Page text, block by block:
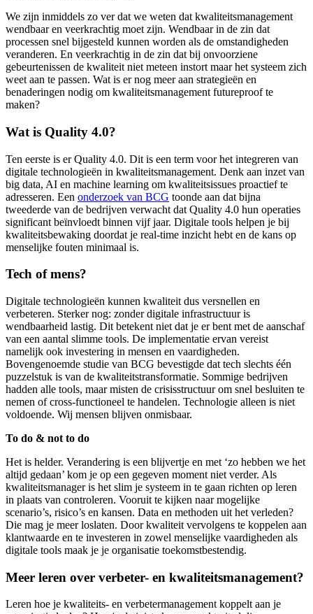
We zijn inmiddels zo ver dat we weten dat kwaliteitsmanagement
wendbaar en veerkrachtig moet zijn. Wendbaar in de zin dat
processen snel bijgesteld kunnen worden als de omstandigheden
veranderen. En veerkrachtig in de zin dat bij onvoorziene
gebeurtenissen de kwaliteit niet meteen instort maar het systeem zich
weet aan te passen. Wat is er nog meer aan strategieën en
benaderingen nodig om kwaliteitsmanagement futureproof te
maken?
Wat is Quality 4.0?
Ten eerste is er Quality 4.0. Dit is een term voor het integreren van
digitale technologieën in kwaliteitsmanagement. Denk aan inzet van
big data, AI en machine learning om kwaliteitsissues proactief te
adresseren. Een onderzoek van BCG toonde aan dat bijna
tweederde van de bedrijven verwacht dat Quality 4.0 hun operaties
significant beïnvloedt binnen vijf jaar. Digitale tools helpen je bij
kwaliteitsbewaking doordat je real-time inzicht hebt en de kans op
menselijke fouten minimaal is.
Tech of mens?
Digitale technologieën kunnen kwaliteit dus versnellen en
verbeteren. Sterker nog: zonder digitale infrastructuur is
wendbaarheid lastig. Dit betekent niet dat je er bent met de aanschaf
van een aantal slimme tools. De implementatie ervan vereist
namelijk ook investering in mensen en vaardigheden.
Bovengenoemde studie van BCG bevestigde dat tech slechts één
puzzelstuk is van de kwaliteitstransformatie. Sommige bedrijven
hadden alle tools, maar misten de crisisstructuur om snel besluiten te
nemen of cross-functioneel te handelen. Technologie alleen is niet
voldoende. Wij mensen blijven onmisbaar.
To do & not to do
Het is helder. Verandering is een blijvertje en met ‘zo hebben we het
altijd gedaan’ kom je op een gegeven moment niet verder. Als
kwaliteitsmanager is het slim je systeem in te gaan richten op leren
in plaats van controleren. Vooruit te kijken naar mogelijke
scenario’s, risico’s en kansen. Data en methoden uit het verleden?
Die mag je meer loslaten. Door kwaliteit vervolgens te koppelen aan
klantwaarde en te investeren in zowel menselijke vaardigheden als
digitale tools maak je je organisatie toekomstbestendig.
Meer leren over verbeter- en kwaliteitsmanagement?
Leren hoe je kwaliteits- en verbetermanagement koppelt aan je